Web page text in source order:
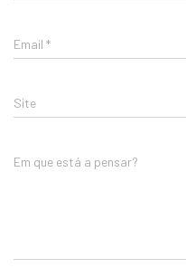
Email *
Site
Em que está a pensar?